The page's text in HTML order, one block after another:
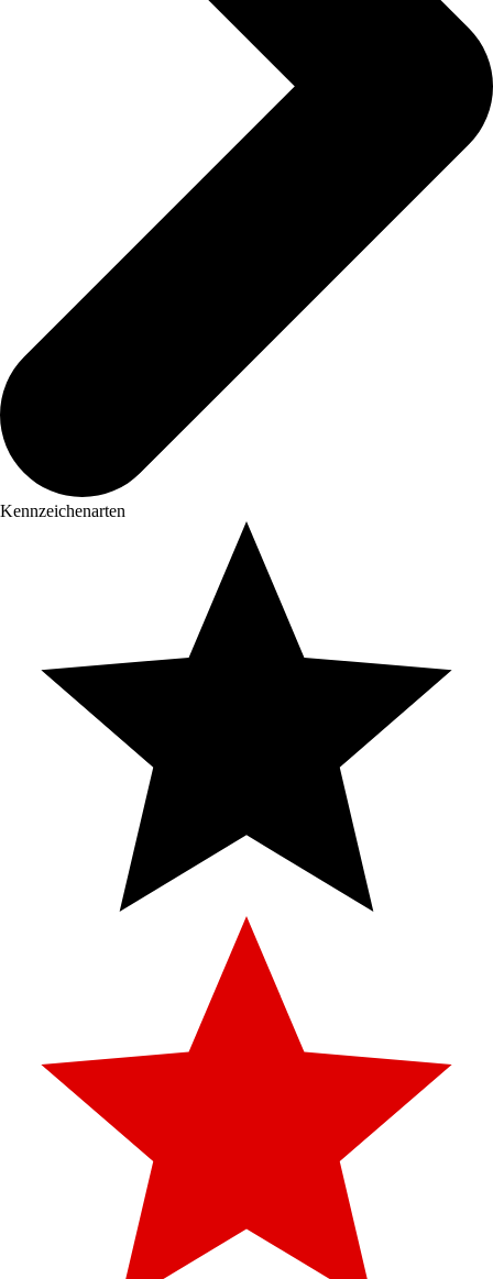
Kennzeichenarten